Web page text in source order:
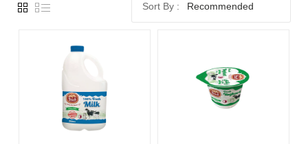
FESTIVAL Recommended